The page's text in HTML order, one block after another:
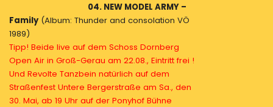
04. NEW MODEL ARMY –
Family(Album: Thunder and consolation VÖ
1989)
Tipp! Beide live auf dem Schoss Dornberg
Open Air in Groß-Gerau am 22.08., Eintritt frei !
Und Revolte Tanzbein natürlich auf dem
Straßenfest Untere Bergerstraße am Sa., den
30. Mai, ab 19 Uhr auf der Ponyhof Bühne